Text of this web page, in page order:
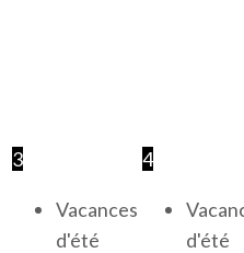
3
Vacances
d'été
4
d'été